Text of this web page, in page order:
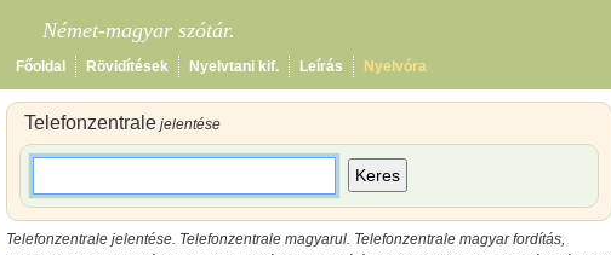
Német-magyar szótár.
Főoldal Rövidítések Nyelvtani kif. Leírás Nyelvóra
Telefonzentrale jelentése
Keres
Telefonzentrale jelentése. Telefonzentrale magyarul. Telefonzentrale magyarfordítás,